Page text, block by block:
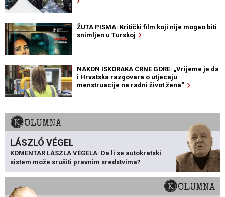
ŽUTA PISMA: Kritički film koji nije mogao biti
snimljen u Turskoj
NAKON ISKORAKA CRNE GORE: „Vrijeme je da
i Hrvatska razgovara o utjecaju
menstruacije na radni život žena“
KOLUMNA
LÁSZLÓ VÉGEL
KOMENTAR LÁSZLA VÉGELA: Da li se autokratski
sistem može srušiti pravnim sredstvima?
KOLUMNA